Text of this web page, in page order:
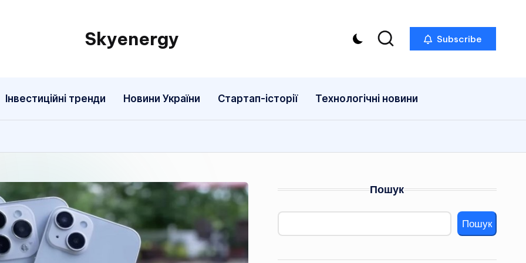
Skyenergy Subscribe
Інвестиційні тренди Новини України Стартап-історії Технологічні новини
Пошук
Пошук